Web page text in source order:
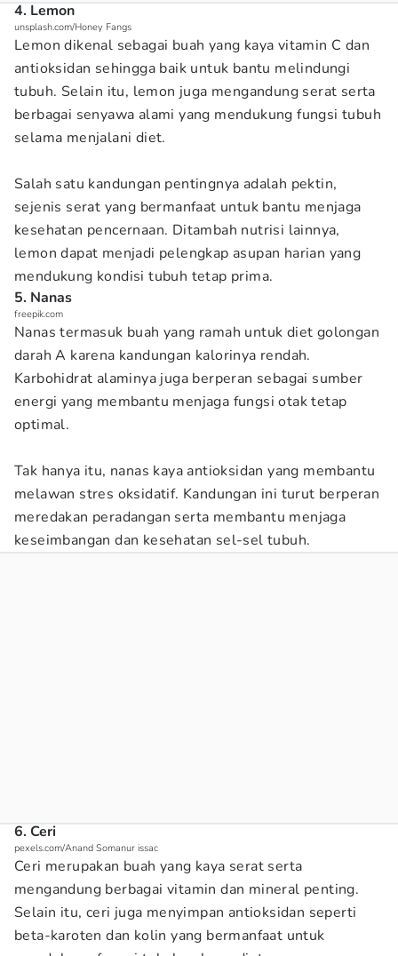
4. Lemon
unsplash.com/Honey Fangs
Lemon dikenal sebagai buah yang kaya vitamin C dan
antioksidan sehingga baik untuk bantu melindungi
tubuh. Selain itu, lemon juga mengandung serat serta
berbagai senyawa alami yang mendukung fungsi tubuh
selama menjalani diet.
Salah satu kandungan pentingnya adalah pektin,
sejenis serat yang bermanfaat untuk bantu menjaga
kesehatan pencernaan. Ditambah nutrisi lainnya,
lemon dapat menjadi pelengkap asupan harian yang
mendukung kondisi tubuh tetap prima.
5. Nanas
freepik.com
Nanas termasuk buah yang ramah untuk diet golongan
darah A karena kandungan kalorinya rendah.
Karbohidrat alaminya juga berperan sebagai sumber
energi yang membantu menjaga fungsi otak tetap
optimal.
Tak hanya itu, nanas kaya antioksidan yang membantu
melawan stres oksidatif. Kandungan ini turut berperan
meredakan peradangan serta membantu menjaga
keseimbangan dan kesehatan sel-sel tubuh.
6. Ceri
pexels.com/Anand Somanur issac
Ceri merupakan buah yang kaya serat serta
mengandung berbagai vitamin dan mineral penting.
Selain itu, ceri juga menyimpan antioksidan seperti
beta-karoten dan kolin yang bermanfaat untuk